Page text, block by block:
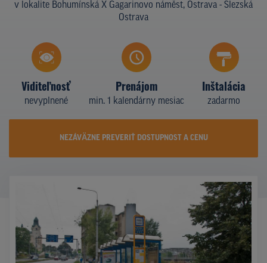
CENY
Z PRAXE
KTO SME
KONTAKTY
v lokalite Bohumínská X Gagarinovo náměst, Ostrava - Slezská
Ostrava
Viditeľnosť
nevyplnené
Prenájom
min. 1 kalendárny mesiac
Inštalácia
zadarmo
NEZÁVÄZNE PREVERIŤ DOSTUPNOST A CENU